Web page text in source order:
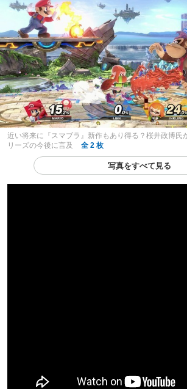
近い将来に『スマブラ』新作もあり得る？桜井政博氏
リーズの今後に言及
全 2 枚
写真をすべて見る